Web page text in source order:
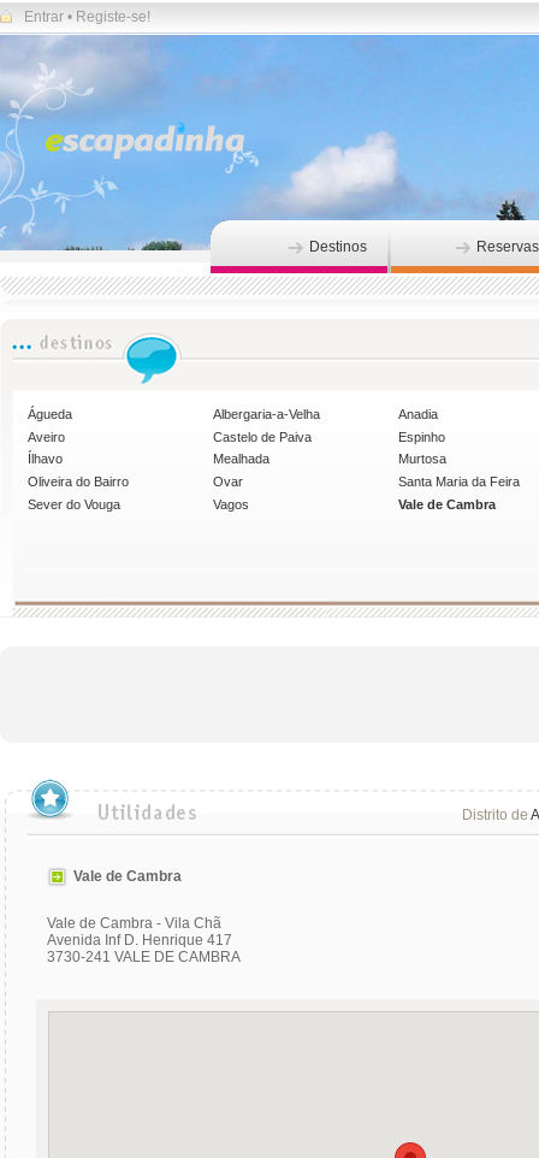
Entrar • Registe-se!
Destinos Reservas
Águeda Albergaria-a-Velha
Anadia
Aveiro
Castelo de Paiva
Espinho
Ílhavo
Mealhada
Murtosa
Oliveira do Bairro
Ovar
Santa Maria da Feira
Sever do Vouga
Vagos Vale de Cambra
Distrito de
Vale de Cambra
Vale de Cambra - Vila Chã
Avenida Inf D. Henrique 417
3730-241 VALE DE CAMBRA